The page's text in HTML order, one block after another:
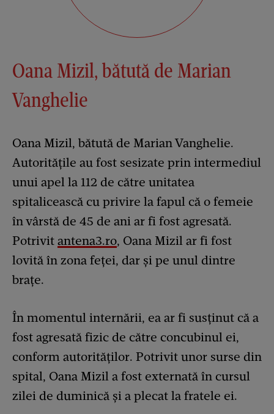
Oana Mizil, bătută de Marian
Vanghelie
Oana Mizil, bătută de Marian Vanghelie.
Autoritățile au fost sesizate prin intermediul
unui apel la 112 de către unitatea
spitalicească cu privire la fapul că o femeie
în vârstă de 45 de ani ar fi fost agresată.
Potrivit antena3.ro, Oana Mizil ar fi fost
lovită în zona feței, dar și pe unul dintre
brațe.
În momentul internării, ea ar fi susținut că a
fost agresată fizic de către concubinul ei,
conform autorităților. Potrivit unor surse din
spital, Oana Mizil a fost externată în cursul
zilei de duminică și a plecat la fratele ei.